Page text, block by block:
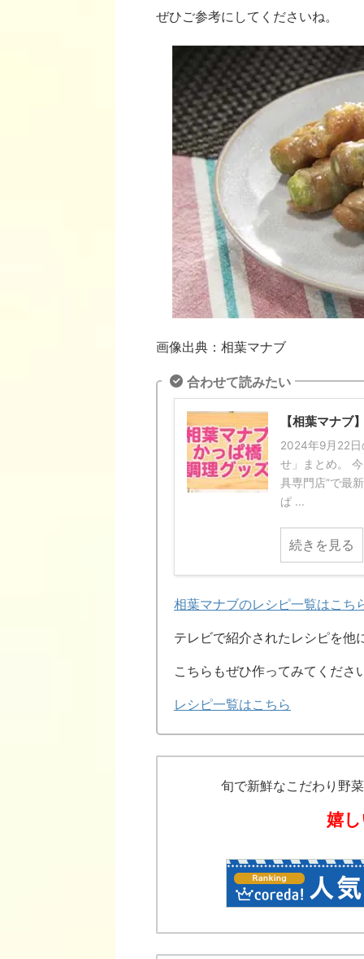
ぜひご参考にしてくださいね。
画像出典：相葉マナブ
合わせて読みたい
【相葉マナブ
2024年9月22日
せ」まとめ。
具専門店”で最
ぱ ...
続きを見る
相葉マナブのレシピ一覧はこち
テレビで紹介されたレシピを他
こちらもぜひ作ってみてくださ
レシピ一覧はこちら
旬で新鮮なこだわり野
嬉